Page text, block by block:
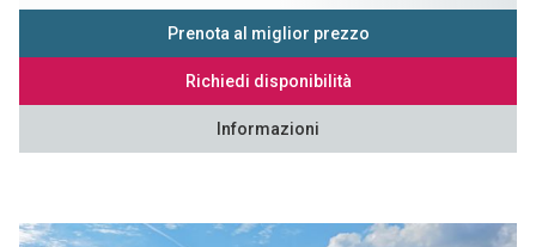
Prenota al miglior prezzo
Richiedi disponibilità
Informazioni